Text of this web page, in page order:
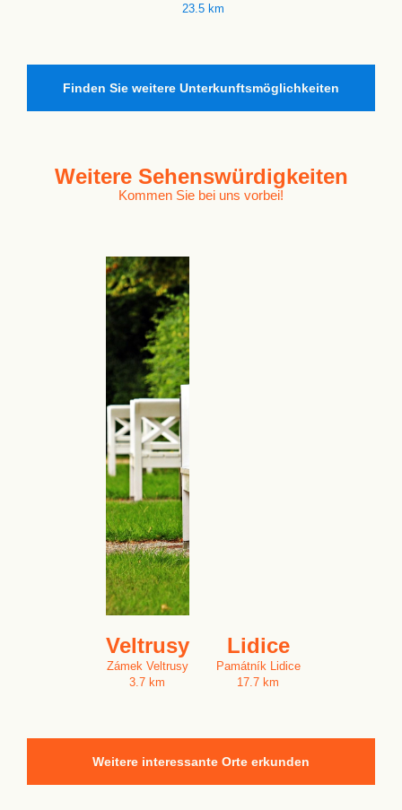
23.5 km
Finden Sie weitere Unterkunftsmöglichkeiten
Weitere Sehenswürdigkeiten
Kommen Sie bei uns vorbei!
Veltrusy
Zámek Veltrusy
3.7 km
Lidice
Památník Lidice
17.7 km
Weitere interessante Orte erkunden